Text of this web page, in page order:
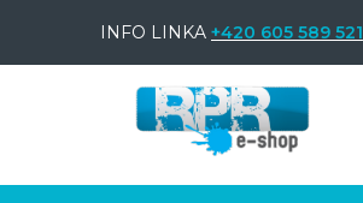
INFO LINKA +420 605 589 521